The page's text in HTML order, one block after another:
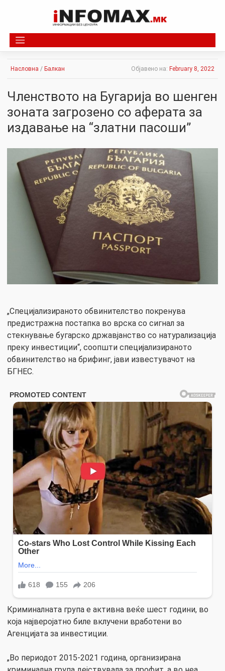
Насловна / Балкан Објавено на: February 8, 2022
Членството на Бугарија во шенген
зоната загрозено со аферата за
издавање на “златни пасоши”
„Специјализираното обвинителство покренува
предистражна постапка во врска со сигнал за
стекнување бугарско државјанство со натурализација
преку инвестиции“, соопшти специјализираното
обвинителство на брифинг, јави известувачот на
БГНЕС.
Криминалната група е активна веќе шест години, во
која најверојатно биле вклучени вработени во
Агенцијата за инвестиции.
„Во периодот 2015-2021 година, организирана